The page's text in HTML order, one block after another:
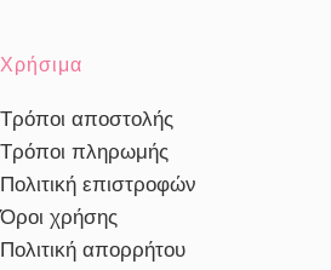
Χρήσιμα
Τρόποι αποστολής
Τρόποι πληρωμής
Πολιτική επιστροφών
Όροι χρήσης
Πολιτική απορρήτου